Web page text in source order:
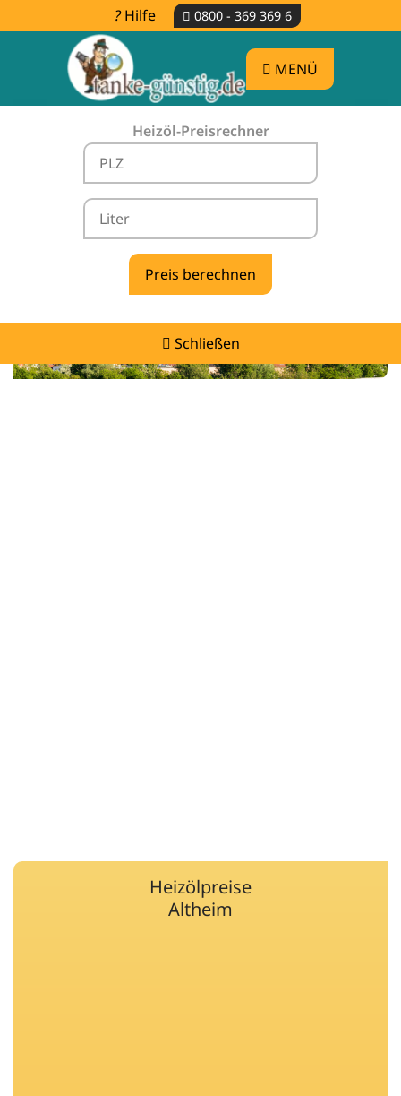
Hilfe 0800 - 369 369 6
MENÜ
Heizöl-Preisrechner
Schließen
Heizölpreise Altheim -
vergleichen & günstig tanken
Heizölpreise
Altheim